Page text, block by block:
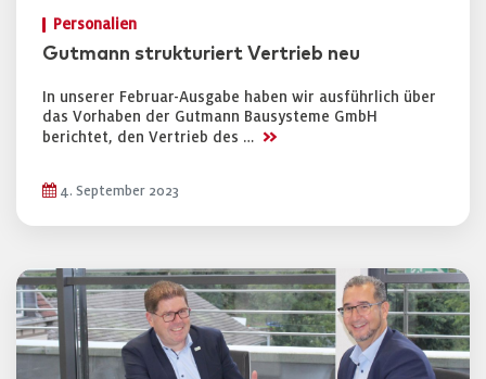
Personalien
Gutmann strukturiert Vertrieb neu
In unserer Februar-Ausgabe haben wir ausführlich über
das Vorhaben der Gutmann Bausysteme GmbH
berichtet, den Vertrieb des … >>
4. September 2023